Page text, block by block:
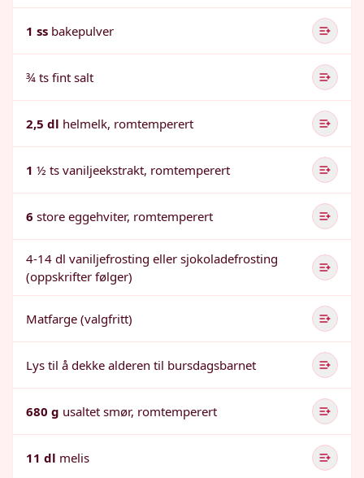
1 ss bakepulver
¾ ts fint salt
2,5 dl helmelk, romtemperert
1 ½ ts vaniljeekstrakt, romtemperert
6 store eggehviter, romtemperert
4-14 dl vaniljefrosting eller sjokoladefrosting
(oppskrifter følger)
Matfarge (valgfritt)
Lys til å dekke alderen til bursdagsbarnet
680 g usaltet smør, romtemperert
11 dl melis